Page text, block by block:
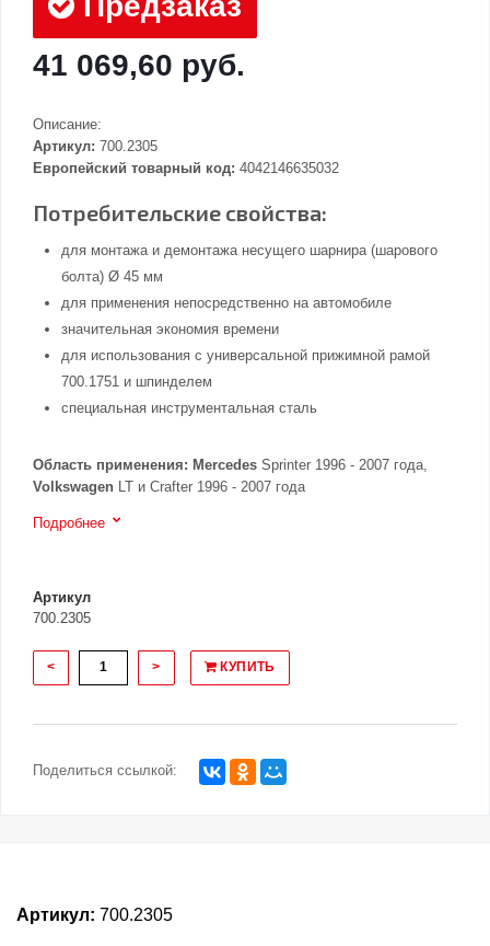
41 069,60 руб.
Описание:
Артикул: 700.2305
Европейский товарный код: 4042146635032
Потребительские свойства:
для монтажа и демонтажа несущего шарнира (шарового
болта) Ø 45 мм
для применения непосредственно на автомобиле
значительная экономия времени
для использования с универсальной прижимной рамой
700.1751 и шпинделем
специальная инструментальная сталь
Область применения: Mercedes Sprinter 1996 - 2007 года,
Volkswagen LT и Crafter 1996 - 2007 года
Подробнее
Артикул
700.2305
< > КУПИТЬ
Поделиться ссылкой:
Артикул: 700.2305